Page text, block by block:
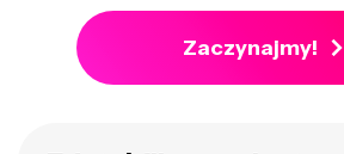
Zaczynajmy!